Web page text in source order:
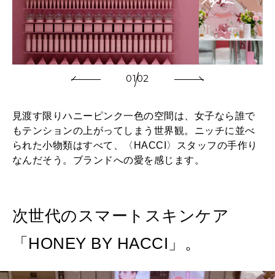
0102
見渡す限りハニーピンク一色の空間は、女子なら誰で
もテンションの上がってしまう世界観。ニッチに並べ
られた小物類はすべて、〈HACCI〉スタッフの手作り
なんだそう。ブランドへの愛を感じます。
次世代のスマートスキンケア
「HONEY BY HACCI」。